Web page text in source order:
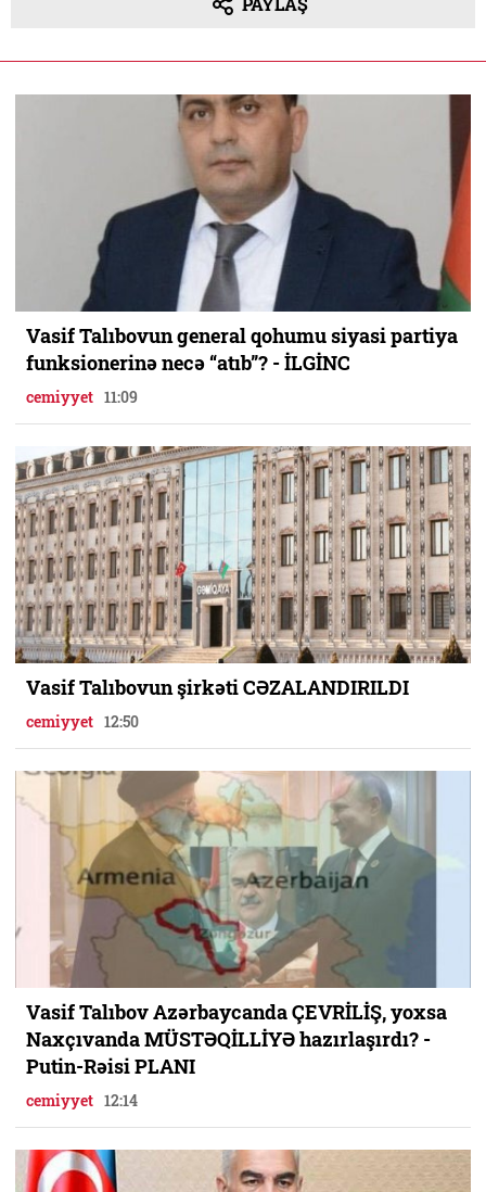
Vasif Talıbovun general qohumu siyasi partiya
funksionerinə necə “atıb”? - İLGİNC
cemiyyet 11:09
Vasif Talıbovun şirkəti CƏZALANDIRILDI
cemiyyet 12:50
Vasif Talıbov Azərbaycanda ÇEVRİLİŞ, yoxsa
Naxçıvanda MÜSTƏQİLLİYƏ hazırlaşırdı? -
Putin-Rəisi PLANI
cemiyyet 12:14